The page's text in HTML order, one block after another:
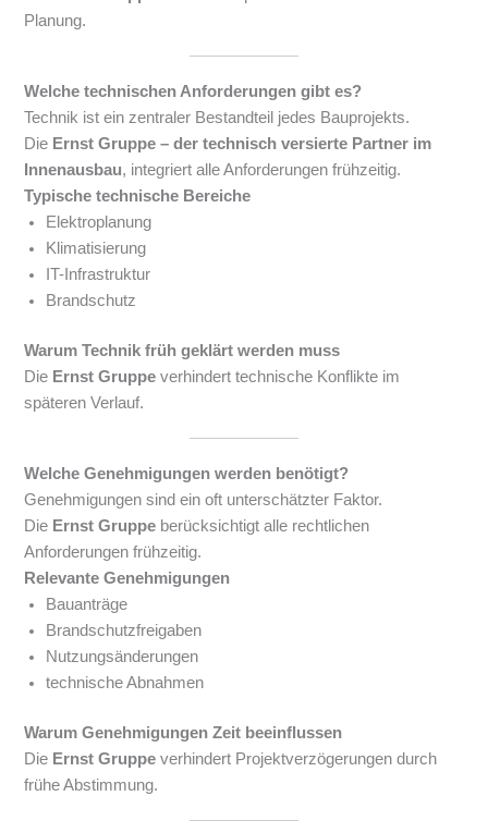
Planung.
Welche technischen Anforderungen gibt es?
Technik ist ein zentraler Bestandteil jedes Bauprojekts.
Die Ernst Gruppe – der technisch versierte Partner im
Innenausbau, integriert alle Anforderungen frühzeitig.
Typische technische Bereiche
Elektroplanung
Klimatisierung
IT-Infrastruktur
Brandschutz
Warum Technik früh geklärt werden muss
Die Ernst Gruppe verhindert technische Konflikte im
späteren Verlauf.
Welche Genehmigungen werden benötigt?
Genehmigungen sind ein oft unterschätzter Faktor.
Die Ernst Gruppe berücksichtigt alle rechtlichen
Anforderungen frühzeitig.
Relevante Genehmigungen
Bauanträge
Brandschutzfreigaben
Nutzungsänderungen
technische Abnahmen
Warum Genehmigungen Zeit beeinflussen
Die Ernst Gruppe verhindert Projektverzögerungen durch
frühe Abstimmung.